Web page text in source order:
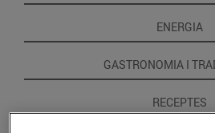
ENERGIA
GASTRONOMIA I
RECEPTES